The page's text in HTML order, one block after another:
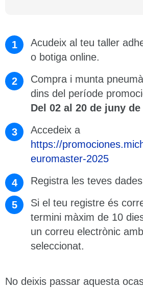
Acudeix al teu taller
o botiga online.
Compra i munta
dins del període
Del 02 al 20 de juny de
Accedeix a
https://
euromaster-2025
Registra les teves
Si el teu registre és
termini màxim de 10
un correu electrònic
seleccionat.
No deixis passar aquesta